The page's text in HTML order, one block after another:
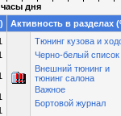
часы дня
Активность в разделах
Тюнинг кузова и
Черно-белый список
Внешний тюнинг и
тюнинг салона
Важное
Бортовой журнал